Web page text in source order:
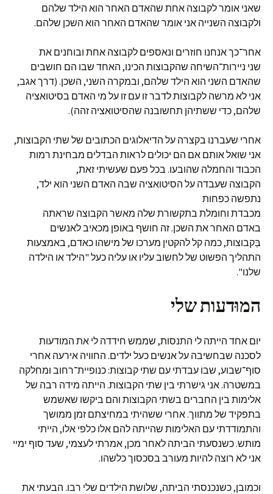
שאני אומר לקבוצה אחת שהאדם האחר הוא הילד שלהם
ולקבוצה השנייה אני אומר שהאדם האחר הוא השכן שלהם.
אחר־כך אנחנו חוזרים ונאספים לקבוצה אחת ובוחנים את
שני ניירות־השיחה שהקבוצות הכינו, האחד שבו הם חושבים
שהאדם השני הוא הילד שלהם, ובמקרה השני, השכן. (דרך אגב,
אני לא מרשה לקבוצות לדבר זו עם זו על מי האדם בסיטואציה
שלהם, כדי ששתיהן תחשובנה שהסיטואציה זהה).
אחרי שעברנו בקצרה על הדיאלוגים הכתובים של שתי הקבוצות,
אני שואל אותם אם הם יכולים לראות הבדלים מבחינת רמות
הכבוד והחמלה שהובעו. בכל פעם שעשיתי זאת,
הקבוצה שעבדה על הסיטואציה שבה האדם השני הוא ילד,
נתפשה כפחות
מכבדת וחומלת בתקשורת שלה מאשר הקבוצה שראתה
באדם האחר את השכן. זה חושף באופן מכאיב לאנשים
בַּקבוצות, כמה קל להקטין מערכו של מישהו כאדם, באמצעות
התהליך הפשוט של לחשוב עליו או עליה כעל "הילד או הילדה
שלנו".
המוּדעות שלי
יום אחד הייתה לי התנסות, שממש חידדה לי את המודעות
לסכנה שבחשיבה על אנשים כעל ילדים. החוויה אירעה אחרי
סוף־שבוע, שבו עבדתי עם שתי קבוצות: כנופיית־רחוב ומחלקה
במשטרה. אני גישרתי בין שתי הקבוצות. הייתה מידה רבה של
אלימות בין החברים בשתי הקבוצות והם ביקשו שאשמש
בתפקיד של מתווך. אחרי ששהיתי במחיצתם זמן ממושך
והתמודדתי עם האלימות שהייתה להם אלו כלפי אלו, הייתי
מותש. כשנסעתי הביתה לאחר מכן, אמרתי לעצמי, שעד סוף ימיי
אני לא רוצה להיות מעורב בסכסוך כלשהו.
וכמובן, כשנכנסתי הביתה, שלושת הילדים שלי רבו. הבעתי את